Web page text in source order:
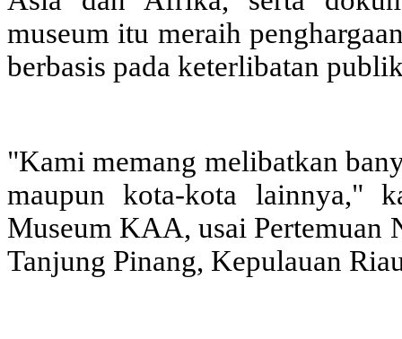
museum itu meraih
berbasis pada keterlibatan
"Kami memang melibatkan
maupun kota-kota lainnya,"
Museum KAA, usai Pertemuan
Tanjung Pinang, Kepulauan